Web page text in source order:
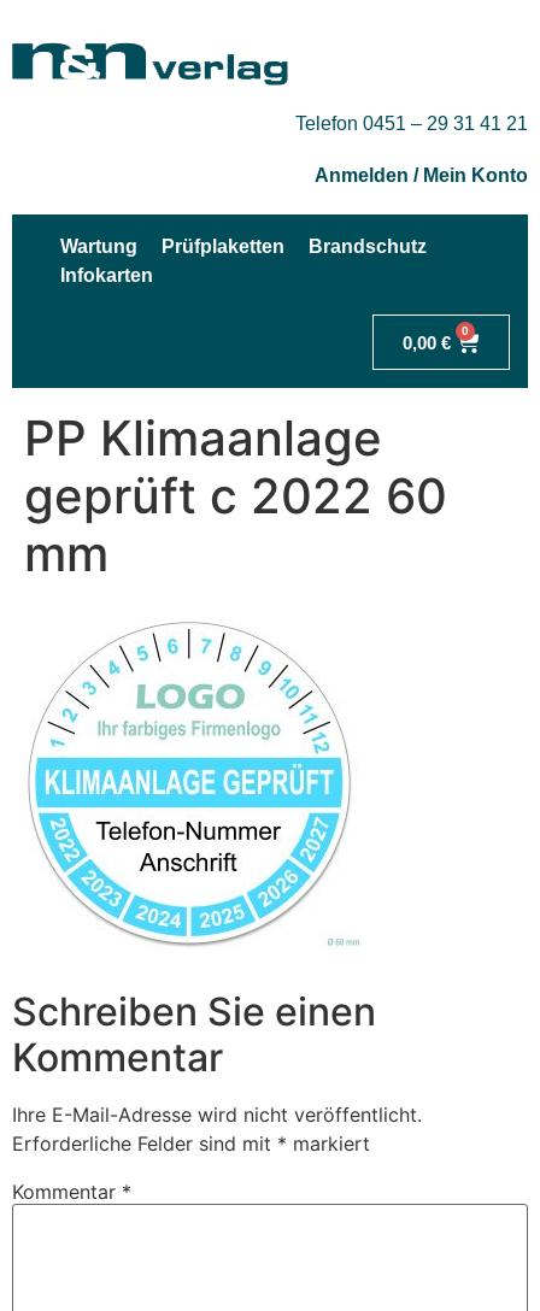
Telefon 0451 – 29 31 41 21
Anmelden / Mein Konto
Wartung Prüfplaketten
Brandschutz
Infokarten
0,00 €
0
PP Klimaanlage
geprüft c 2022 60
mm
Schreiben Sie einen
Kommentar
Ihre E-Mail-Adresse wird nicht veröffentlicht.
Erforderliche Felder sind mit * markiert
Kommentar *